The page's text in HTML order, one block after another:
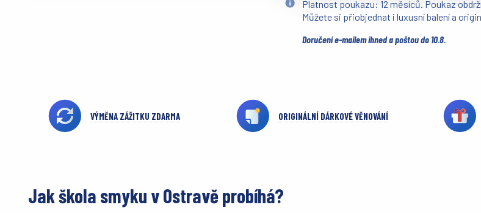
Platnost poukazu: 12 měsíců. Poukaz
Můžete si přiobjednat i luxusní balení a
Doručení e-mailem ihned a poštou do 10.8.
VÝMĚNA ZÁŽITKU ZDARMA ORIGINÁLNÍ DÁRKOVÉ VĚNOVÁNÍ
Jak škola smyku v Ostravě probíhá?